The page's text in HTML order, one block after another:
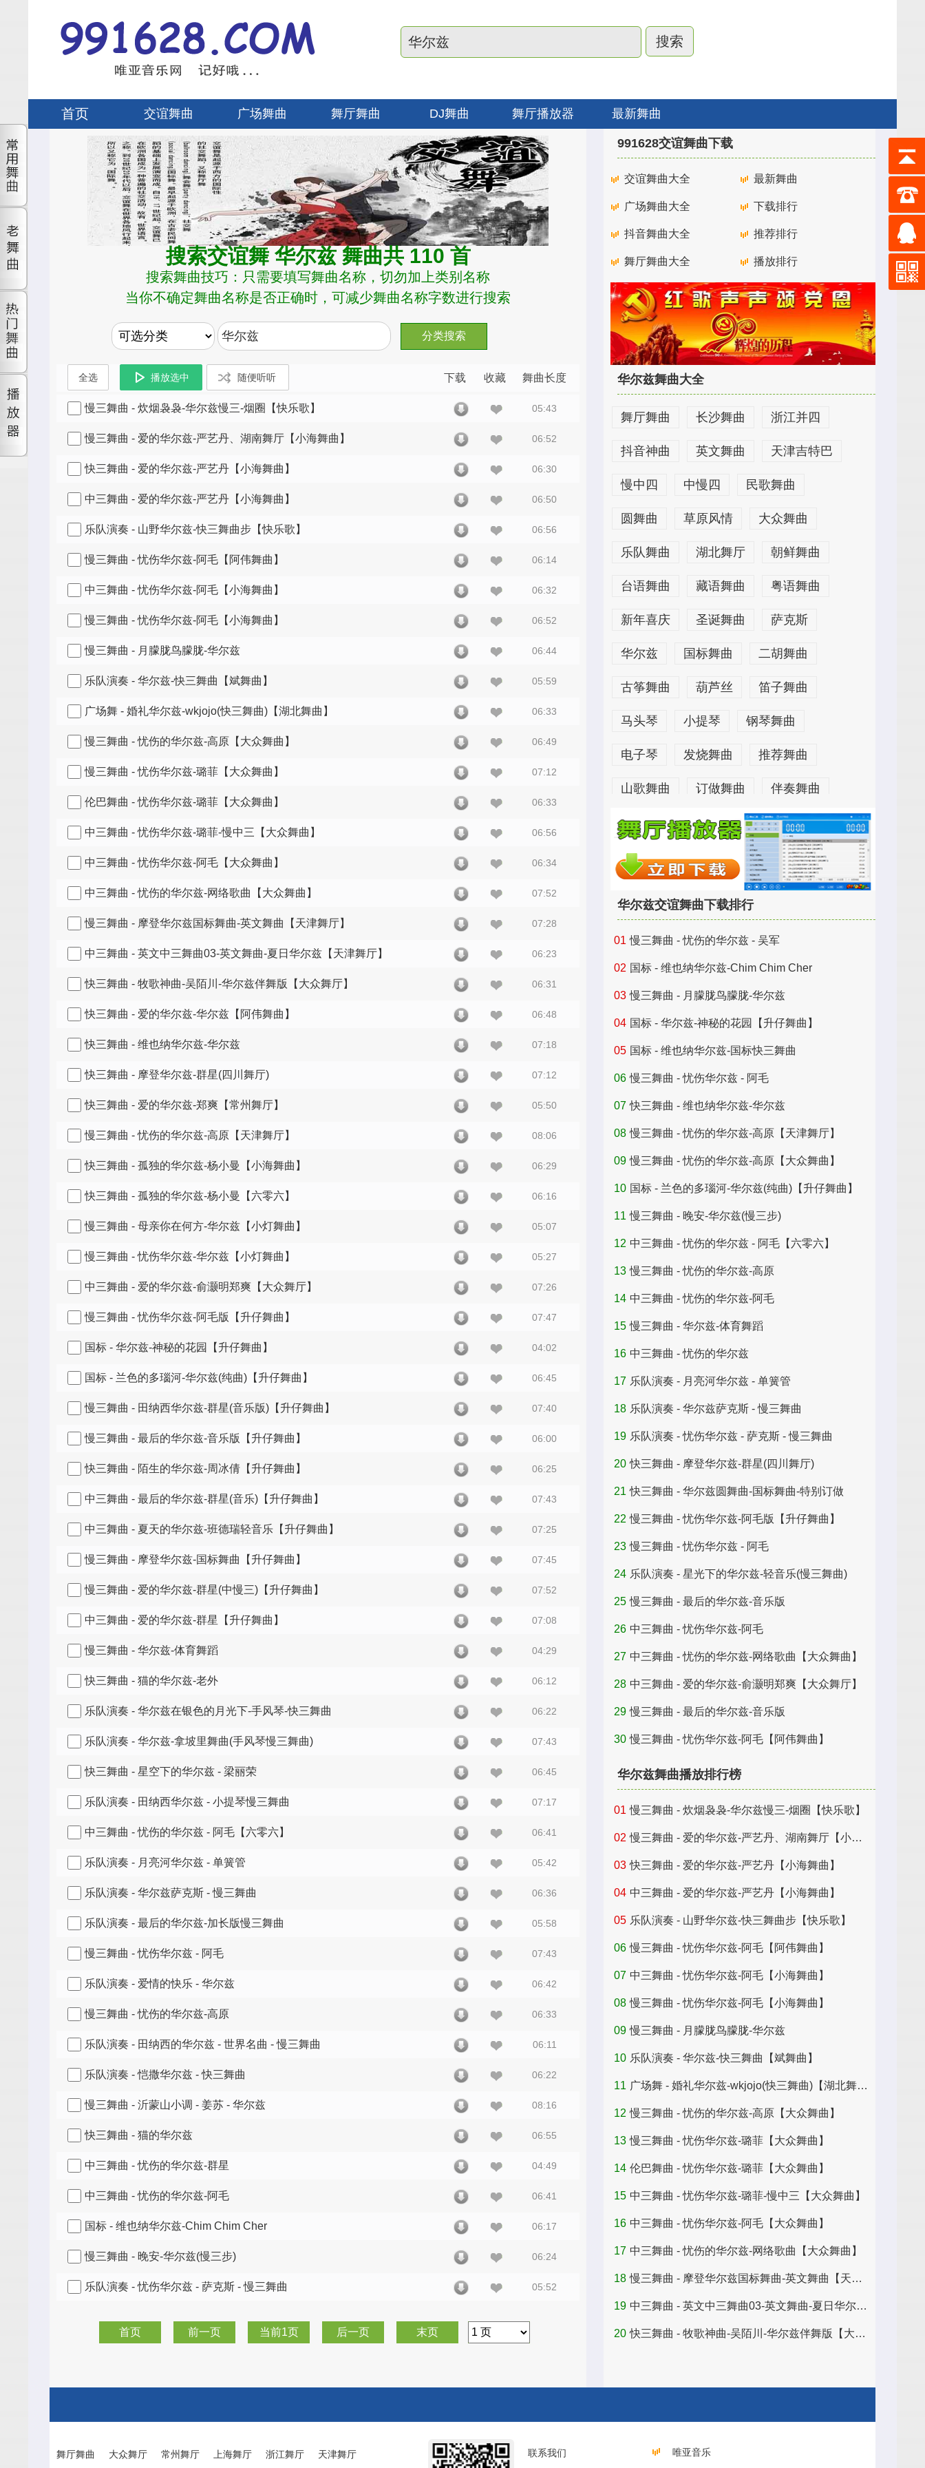
首页 交谊舞曲 广场舞曲 舞厅舞曲 DJ舞曲 舞厅播放器 最新舞曲
搜索交谊舞 华尔兹 舞曲共 110 首
搜索舞曲技巧：只需要填写舞曲名称，切勿加上类别名称
当你不确定舞曲名称是否正确时，可减少舞曲名称字数进行搜索
下载
mp3舞
曲
收藏 舞曲长度
慢三舞曲 - 炊烟袅袅-华尔兹慢三-烟圈【快乐歌】 05:43
慢三舞曲 - 爱的华尔兹-严艺丹、湖南舞厅【小海舞曲】 06:52
快三舞曲 - 爱的华尔兹-严艺丹【小海舞曲】 06:30
中三舞曲 - 爱的华尔兹-严艺丹【小海舞曲】 06:50
乐队演奏 - 山野华尔兹-快三舞曲步【快乐歌】 06:56
慢三舞曲 - 忧伤华尔兹-阿毛【阿伟舞曲】 06:14
中三舞曲 - 忧伤华尔兹-阿毛【小海舞曲】 06:32
慢三舞曲 - 忧伤华尔兹-阿毛【小海舞曲】 06:52
慢三舞曲 - 月朦胧鸟朦胧-华尔兹 06:44
乐队演奏 - 华尔兹-快三舞曲【斌舞曲】 05:59
广场舞 - 婚礼华尔兹-wkjojo(快三舞曲)【湖北舞曲】 06:33
慢三舞曲 - 忧伤的华尔兹-高原【大众舞曲】 06:49
慢三舞曲 - 忧伤华尔兹-璐菲【大众舞曲】 07:12
伦巴舞曲 - 忧伤华尔兹-璐菲【大众舞曲】 06:33
中三舞曲 - 忧伤华尔兹-璐菲-慢中三【大众舞曲】 06:56
中三舞曲 - 忧伤华尔兹-阿毛【大众舞曲】 06:34
中三舞曲 - 忧伤的华尔兹-网络歌曲【大众舞曲】 07:52
慢三舞曲 - 摩登华尔兹国标舞曲-英文舞曲【天津舞厅】 07:28
中三舞曲 - 英文中三舞曲03-英文舞曲-夏日华尔兹【天津舞厅】 06:23
快三舞曲 - 牧歌神曲-吴陌川-华尔兹伴舞版【大众舞厅】 06:31
快三舞曲 - 爱的华尔兹-华尔兹【阿伟舞曲】 06:48
快三舞曲 - 维也纳华尔兹-华尔兹 07:18
快三舞曲 - 摩登华尔兹-群星(四川舞厅) 07:12
快三舞曲 - 爱的华尔兹-郑爽【常州舞厅】 05:50
慢三舞曲 - 忧伤的华尔兹-高原【天津舞厅】 08:06
快三舞曲 - 孤独的华尔兹-杨小曼【小海舞曲】 06:29
快三舞曲 - 孤独的华尔兹-杨小曼【六零六】 06:16
慢三舞曲 - 母亲你在何方-华尔兹【小灯舞曲】 05:07
慢三舞曲 - 忧伤华尔兹-华尔兹【小灯舞曲】 05:27
中三舞曲 - 爱的华尔兹-俞灏明郑爽【大众舞厅】 07:26
慢三舞曲 - 忧伤华尔兹-阿毛版【升仔舞曲】 07:47
国标 - 华尔兹-神秘的花园【升仔舞曲】 04:02
国标 - 兰色的多瑙河-华尔兹(纯曲)【升仔舞曲】 06:45
慢三舞曲 - 田纳西华尔兹-群星(音乐版)【升仔舞曲】 07:40
慢三舞曲 - 最后的华尔兹-音乐版【升仔舞曲】 06:00
快三舞曲 - 陌生的华尔兹-周冰倩【升仔舞曲】 06:25
中三舞曲 - 最后的华尔兹-群星(音乐)【升仔舞曲】 07:43
中三舞曲 - 夏天的华尔兹-班德瑞轻音乐【升仔舞曲】 07:25
慢三舞曲 - 摩登华尔兹-国标舞曲【升仔舞曲】 07:45
慢三舞曲 - 爱的华尔兹-群星(中慢三)【升仔舞曲】 07:52
中三舞曲 - 爱的华尔兹-群星【升仔舞曲】 07:08
慢三舞曲 - 华尔兹-体育舞蹈 04:29
快三舞曲 - 猫的华尔兹-老外 06:12
乐队演奏 - 华尔兹在银色的月光下-手风琴-快三舞曲 06:22
乐队演奏 - 华尔兹-拿坡里舞曲(手风琴慢三舞曲) 07:43
快三舞曲 - 星空下的华尔兹 - 梁丽荣 06:45
乐队演奏 - 田纳西华尔兹 - 小提琴慢三舞曲 07:17
中三舞曲 - 忧伤的华尔兹 - 阿毛【六零六】 06:41
乐队演奏 - 月亮河华尔兹 - 单簧管 05:42
乐队演奏 - 华尔兹萨克斯 - 慢三舞曲 06:36
乐队演奏 - 最后的华尔兹-加长版慢三舞曲 05:58
慢三舞曲 - 忧伤华尔兹 - 阿毛 07:43
乐队演奏 - 爱情的快乐 - 华尔兹 06:42
慢三舞曲 - 忧伤的华尔兹-高原 06:33
乐队演奏 - 田纳西的华尔兹 - 世界名曲 - 慢三舞曲 06:11
乐队演奏 - 恺撒华尔兹 - 快三舞曲 06:22
慢三舞曲 - 沂蒙山小调 - 姜苏 - 华尔兹 08:16
快三舞曲 - 猫的华尔兹 06:55
中三舞曲 - 忧伤的华尔兹-群星 04:49
中三舞曲 - 忧伤的华尔兹-阿毛 06:41
国标 - 维也纳华尔兹-Chim Chim Cher 06:17
慢三舞曲 - 晚安-华尔兹(慢三步) 06:24
乐队演奏 - 忧伤华尔兹 - 萨克斯 - 慢三舞曲 05:52
首页 前一页 当前1页 后一页 末页
991628交谊舞曲下载
交谊舞曲大全 最新舞曲
广场舞曲大全 下载排行
抖音舞曲大全 推荐排行
舞厅舞曲大全 播放排行
华尔兹舞曲大全
舞厅舞曲 长沙舞曲 浙江并四
抖音神曲 英文舞曲 天津吉特巴
慢中四 中慢四 民歌舞曲
圆舞曲 草原风情 大众舞曲
乐队舞曲 湖北舞厅 朝鲜舞曲
台语舞曲 藏语舞曲 粤语舞曲
新年喜庆 圣诞舞曲 萨克斯
华尔兹 国标舞曲 二胡舞曲
古筝舞曲 葫芦丝 笛子舞曲
马头琴 小提琴 钢琴舞曲
电子琴 发烧舞曲 推荐舞曲
山歌舞曲 订做舞曲 伴奏舞曲
女声舞曲 男声舞曲 贵阳舞厅
四川舞厅 苏州舞厅 海南舞厅
海口舞厅 三亚舞厅
桂林舞厅 南宁舞厅 夏门舞厅
华尔兹交谊舞曲下载排行
01 慢三舞曲 - 忧伤的华尔兹 - 吴军
02 国标 - 维也纳华尔兹-Chim Chim Cher
03 慢三舞曲 - 月朦胧鸟朦胧-华尔兹
04 国标 - 华尔兹-神秘的花园【升仔舞曲】
05 国标 - 维也纳华尔兹-国标快三舞曲
06 慢三舞曲 - 忧伤华尔兹 - 阿毛
07 快三舞曲 - 维也纳华尔兹-华尔兹
08 慢三舞曲 - 忧伤的华尔兹-高原【天津舞厅】
09 慢三舞曲 - 忧伤的华尔兹-高原【大众舞曲】
10 国标 - 兰色的多瑙河-华尔兹(纯曲)【升仔舞曲】
11 慢三舞曲 - 晚安-华尔兹(慢三步)
12 中三舞曲 - 忧伤的华尔兹 - 阿毛【六零六】
13 慢三舞曲 - 忧伤的华尔兹-高原
14 中三舞曲 - 忧伤的华尔兹-阿毛
15 慢三舞曲 - 华尔兹-体育舞蹈
16 中三舞曲 - 忧伤的华尔兹
17 乐队演奏 - 月亮河华尔兹 - 单簧管
18 乐队演奏 - 华尔兹萨克斯 - 慢三舞曲
19 乐队演奏 - 忧伤华尔兹 - 萨克斯 - 慢三舞曲
20 快三舞曲 - 摩登华尔兹-群星(四川舞厅)
21 快三舞曲 - 华尔兹圆舞曲-国标舞曲-特别订做
22 慢三舞曲 - 忧伤华尔兹-阿毛版【升仔舞曲】
23 慢三舞曲 - 忧伤华尔兹 - 阿毛
24 乐队演奏 - 星光下的华尔兹-轻音乐(慢三舞曲)
25 慢三舞曲 - 最后的华尔兹-音乐版
26 中三舞曲 - 忧伤华尔兹-阿毛
27 中三舞曲 - 忧伤的华尔兹-网络歌曲【大众舞曲】
28 中三舞曲 - 爱的华尔兹-俞灏明郑爽【大众舞厅】
29 慢三舞曲 - 最后的华尔兹-音乐版
30 慢三舞曲 - 忧伤华尔兹-阿毛【阿伟舞曲】
华尔兹舞曲播放排行榜
01 慢三舞曲 - 炊烟袅袅-华尔兹慢三-烟圈【快乐歌】
02 慢三舞曲 - 爱的华尔兹-严艺丹、湖南舞厅【小海舞曲】
03 快三舞曲 - 爱的华尔兹-严艺丹【小海舞曲】
04 中三舞曲 - 爱的华尔兹-严艺丹【小海舞曲】
05 乐队演奏 - 山野华尔兹-快三舞曲步【快乐歌】
06 慢三舞曲 - 忧伤华尔兹-阿毛【阿伟舞曲】
07 中三舞曲 - 忧伤华尔兹-阿毛【小海舞曲】
08 慢三舞曲 - 忧伤华尔兹-阿毛【小海舞曲】
09 慢三舞曲 - 月朦胧鸟朦胧-华尔兹
10 乐队演奏 - 华尔兹-快三舞曲【斌舞曲】
11 广场舞 - 婚礼华尔兹-wkjojo(快三舞曲)【湖北舞曲】
12 慢三舞曲 - 忧伤的华尔兹-高原【大众舞曲】
13 慢三舞曲 - 忧伤华尔兹-璐菲【大众舞曲】
14 伦巴舞曲 - 忧伤华尔兹-璐菲【大众舞曲】
15 中三舞曲 - 忧伤华尔兹-璐菲-慢中三【大众舞曲】
16 中三舞曲 - 忧伤华尔兹-阿毛【大众舞曲】
17 中三舞曲 - 忧伤的华尔兹-网络歌曲【大众舞曲】
18 慢三舞曲 - 摩登华尔兹国标舞曲-英文舞曲【天津舞厅】
19 中三舞曲 - 英文中三舞曲03-英文舞曲-夏日华尔兹【天津舞厅】
20 快三舞曲 - 牧歌神曲-吴陌川-华尔兹伴舞版【大众舞厅】
舞厅舞曲 大众舞厅 常州舞厅 上海舞厅 浙江舞厅 天津舞厅 唯亚音乐
联系我们